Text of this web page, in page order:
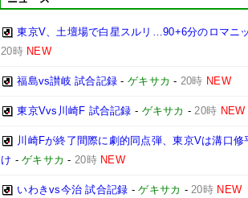
東京V、土壇場で白星スルリ…90+6分のロマニ
20時 NEW
福島vs讃岐 試合記録 -ゲキサカ - 20時 NEW
東京Vvs川崎F 試合記録 - ゲキサカ -20時 NEW
川崎Fが終了間際に劇的同点弾、東京Vは溝口
け -ゲキサカ - 20時 NEW
いわきvs今治 試合記録 -ゲキサカ -20時 NEW